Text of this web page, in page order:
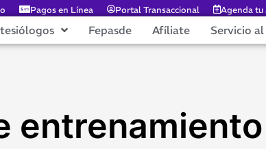
Pagos en Línea Portal Transaccional Agenda tu
Fepasde Afíliate Servicio